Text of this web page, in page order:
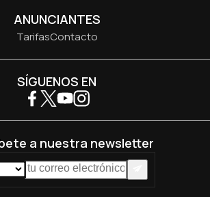
ANUNCIANTES
TarifasContacto
SÍGUENOS EN
a nuestra newsletter